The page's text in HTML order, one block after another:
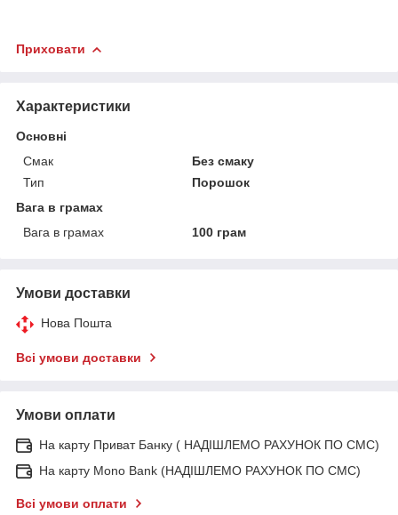
Приховати
Характеристики
Основні
Смак
Без смаку
Тип
Порошок
Вага в грамах
Вага в грамах
100 грам
Умови доставки
Нова Пошта
Всі умови доставки
Умови оплати
На карту Приват Банку ( НАДІШЛЕМО РАХУНОК ПО СМС)
На карту Mono Bank (НАДІШЛЕМО РАХУНОК ПО СМС)
Всі умови оплати